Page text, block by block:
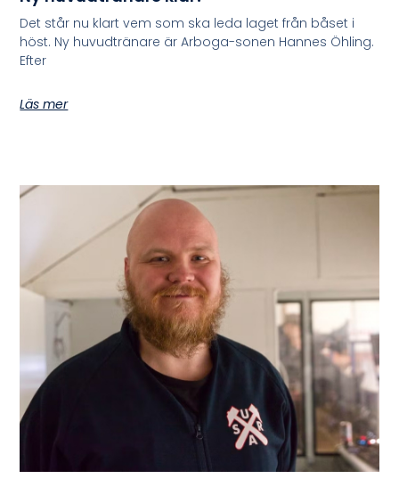
Det står nu klart vem som ska leda laget från båset i
höst. Ny huvudtränare är Arboga-sonen Hannes Öhling.
Efter
Läs mer